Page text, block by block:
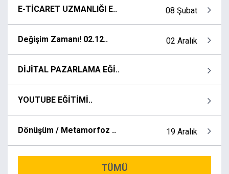
E-TİCARET UZMANLIĞI E.. 08 Şubat
Değişim Zamanı! 02.12.. 02 Aralık
DİJİTAL PAZARLAMA EĞİ..
YOUTUBE EĞİTİMİ..
Dönüşüm / Metamorfoz .. 19 Aralık
TÜMÜ